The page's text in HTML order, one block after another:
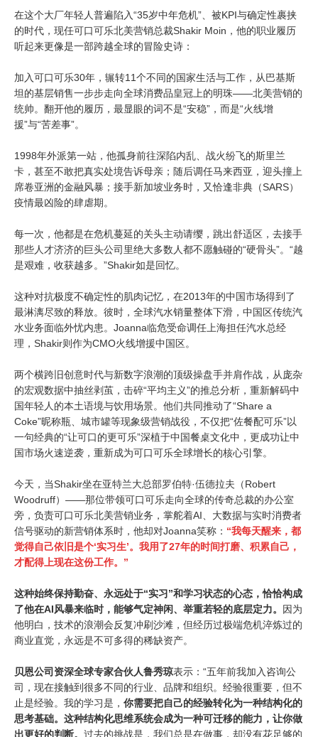
在这个大厂年轻人普遍陷入“35岁中年危机”、被KPI与确定性裹挟
的时代，现任可口可乐北美营销总裁Shakir Moin，他的职业履历
听起来更像是一部跨越全球的冒险史诗：
加入可口可乐30年，辗转11个不同的国家生活与工作，从巴基斯
坦的基层销售一步步走向全球消费品皇冠上的明珠——北美营销的
统帅。翻开他的履历，最显眼的词不是“安稳”，而是“火线增
援”与“苦差事”。
1998年外派第一站，他孤身前往深陷内乱、战火纷飞的斯里兰
卡，甚至不敢把真实处境告诉母亲；随后调任马来西亚，迎头撞上
席卷亚洲的金融风暴；接手新加坡业务时，又恰逢非典（SARS）
疫情最凶险的肆虐期。
每一次，他都是在危机蔓延的关头主动请缨，跳出舒适区，去接手
那些人才济济的巨头公司里绝大多数人都不愿触碰的“硬骨头”。“越
是艰难，收获越多。”Shakir如是回忆。
这种对抗极度不确定性的肌肉记忆，在2013年的中国市场得到了
最淋漓尽致的释放。彼时，全球汽水销量整体下滑，中国区传统汽
水业务面临外忧内患。Joanna临危受命调任上海担任汽水总经
理，Shakir则作为CMO火线增援中国区。
两个横跨旧创意时代与新数字浪潮的顶级操盘手并肩作战，从庞杂
的宏观数据中抽丝剥茧，击碎“平均主义”的推总分析，重新解码中
国年轻人的本土语境与饮用场景。他们共同推动了“Share a
Coke”昵称瓶、城市罐等现象级营销战役，不仅把“佐餐配可乐”以
一句经典的“让可口的更可乐”深植于中国餐桌文化中，更成功让中
国市场火速逆袭，重新成为可口可乐全球增长的核心引擎。
今天，当Shakir坐在亚特兰大总部罗伯特·伍德拉夫（Robert
Woodruff）——那位带领可口可乐走向全球的传奇总裁的办公室
旁，负责可口可乐北美营销业务，掌舵着AI、大数据与实时消费者
信号驱动的新营销体系时，他却对Joanna笑称： “我每天醒来，都
觉得自己依旧是个‘实习生’。我用了27年的时间打磨、积累自己，
才配得上现在这份工作。”
这种始终保持勤奋、永远处于“实习”和学习状态的心态，恰恰构成
了他在AI风暴来临时，能够气定神闲、举重若轻的底层定力。 因为
他明白，技术的浪潮会反复冲刷沙滩，但经历过极端危机淬炼过的
商业直觉，永远是不可多得的稀缺资产。
贝恩公司资深全球专家合伙人鲁秀琼表示：“五年前我加入咨询公
司，现在接触到很多不同的行业、品牌和组织。经验很重要，但不
止是经验。我的学习是， 你需要把自己的经验转化为一种结构化的
思考基础。这种结构化思维系统会成为一种可迁移的能力，让你做
出更好的判断。 过去的挑战是，我们总是在做事，却没有花足够的